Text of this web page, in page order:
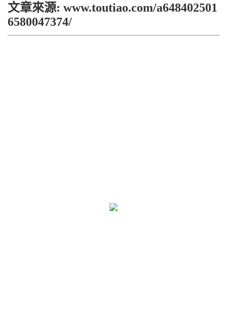
文章來源: www.toutiao.com/a648402501
6580047374/